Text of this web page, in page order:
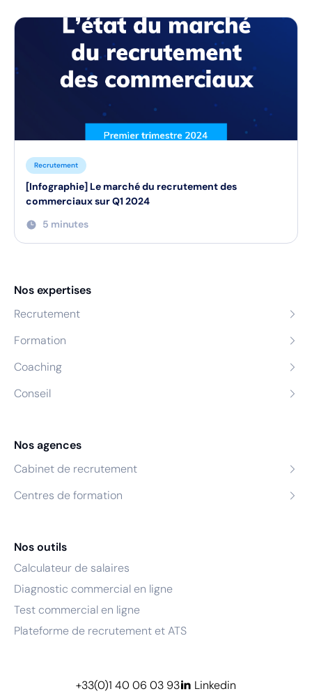
Recrutement
[Infographie] Le marché du recrutement des
commerciaux sur Q1 2024
5 minutes
Nos expertises
Recrutement
Formation
Coaching
Conseil
Nos agences
Cabinet de recrutement
Centres de formation
Nos outils
Calculateur de salaires
Diagnostic commercial en ligne
Test commercial en ligne
Plateforme de recrutement et ATS
+33(0)1 40 06 03 93 Linkedin